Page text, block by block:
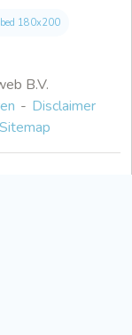
B.V.
Disclaimer
Sitemap
180x200